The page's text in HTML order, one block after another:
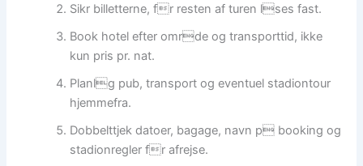
Sikr billetterne, fr resten af turen lses fast.
Book hotel efter omrde og transporttid, ikke
kun pris pr. nat.
Planlg pub, transport og eventuel stadiontour
hjemmefra.
Dobbelttjek datoer, bagage, navn p booking og
stadionregler fr afrejse.